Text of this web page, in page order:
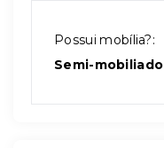
Possui mobília?:
Semi-mobiliado